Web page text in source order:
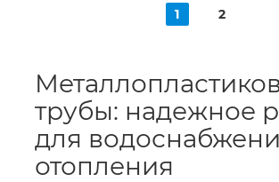
1 2
трубы: надежное
для
отопления